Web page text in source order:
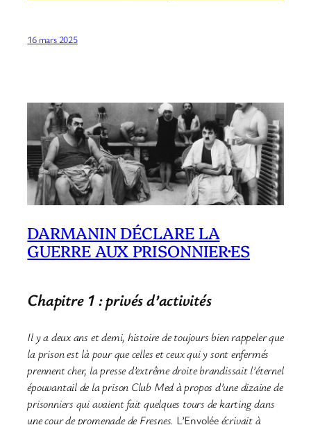
16 mars 2025
DARMANIN DÉCLARE LA
GUERRE AUX PRISONNIER·ES
Chapitre 1 : privés d’activités
Il y a deux ans et demi, histoire de toujours bien rappeler que
la prison est là pour que celles et ceux qui y sont enfermés
prennent cher, la presse d’extrême droite brandissait l’éternel
épouvantail de la prison Club Med à propos d’une dizaine de
prisonniers qui avaient fait quelques tours de karting dans
une cour de promenade de Fresnes. L’Envoléeécrivait à